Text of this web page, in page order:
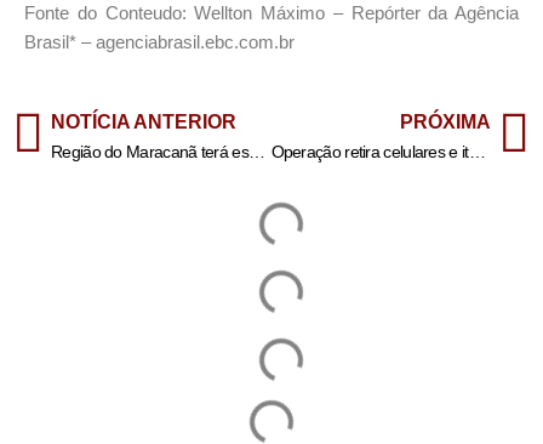
Fonte do Conteudo: Wellton Máximo – Repórter da Agência
Brasil* – agenciabrasil.ebc.com.br
NOTÍCIA ANTERIOR
Região do Maracanã terá esquema especial de trânsito para jogo Fluminense x Bolivar, terça-feira (19/05) – Prefeitura da Cidade do Rio de Janeiro
PRÓXIMA
Operação retira celulares e itens ilegais em presídios de 15 estados